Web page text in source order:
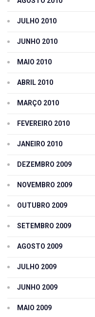
JULHO 2010
JUNHO 2010
MAIO 2010
ABRIL 2010
MARÇO 2010
FEVEREIRO 2010
JANEIRO 2010
DEZEMBRO 2009
NOVEMBRO 2009
OUTUBRO 2009
SETEMBRO 2009
AGOSTO 2009
JULHO 2009
JUNHO 2009
MAIO 2009